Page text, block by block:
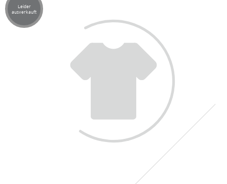
Artikel leider ausverkauft
Leider
ausverkauft